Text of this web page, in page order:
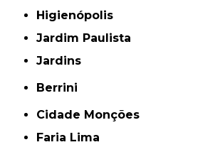
Higienópolis
Jardim Paulista
Jardins
Berrini
Cidade Monções
Faria Lima